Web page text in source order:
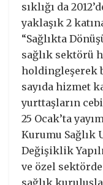
sıklığı da
yaklaşık 2
“Sağlıkta
sağlık sektörü
holdingleşerek
sayıda hizmet
yurttaşların
25 Ocak’ta
Kurumu Sağlık
Değişiklik
ve özel